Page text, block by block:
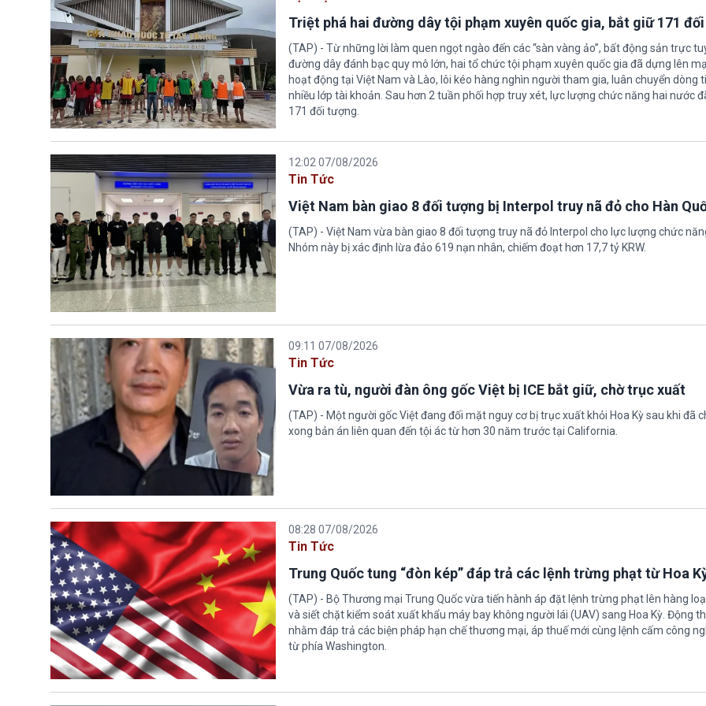
Triệt phá hai đường dây tội phạm xuyên quốc gia, bắt giữ 171
(TAP) - Từ những lời làm quen ngọt ngào đến các “sàn vàng ảo”, bất động sản trực
đường dây đánh bạc quy mô lớn, hai tổ chức tội phạm xuyên quốc gia đã dựng lên
hoạt động tại Việt Nam và Lào, lôi kéo hàng nghìn người tham gia, luân chuyển dòng
nhiều lớp tài khoản. Sau hơn 2 tuần phối hợp truy xét, lực lượng chức năng hai nước
171 đối tượng.
12:02 07/08/2026
Tin Tức
Việt Nam bàn giao 8 đối tượng bị Interpol truy nã đỏ cho Hàn
(TAP) - Việt Nam vừa bàn giao 8 đối tượng truy nã đỏ Interpol cho lực lượng chức
Nhóm này bị xác định lừa đảo 619 nạn nhân, chiếm đoạt hơn 17,7 tỷ KRW.
09:11 07/08/2026
Tin Tức
Vừa ra tù, người đàn ông gốc Việt bị ICE bắt giữ, chờ trục xuất
(TAP) - Một người gốc Việt đang đối mặt nguy cơ bị trục xuất khỏi Hoa Kỳ sau khi đã
xong bản án liên quan đến tội ác từ hơn 30 năm trước tại California.
08:28 07/08/2026
Tin Tức
Trung Quốc tung “đòn kép” đáp trả các lệnh trừng phạt từ Hoa
(TAP) - Bộ Thương mại Trung Quốc vừa tiến hành áp đặt lệnh trừng phạt lên hàng
và siết chặt kiểm soát xuất khẩu máy bay không người lái (UAV) sang Hoa Kỳ. Động
nhằm đáp trả các biện pháp hạn chế thương mại, áp thuế mới cùng lệnh cấm công
từ phía Washington.